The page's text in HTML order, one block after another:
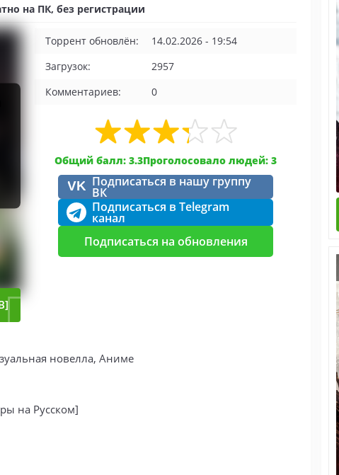
на ПК, без регистрации
Торрент обновлён:
14.02.2026 - 19:54
Загрузок:
2957
Комментариев:
0
Общий балл: 3.3Проголосовало людей: 3
VK Подписаться в нашу группу
ВК
Подписаться в Telegram
канал
Подписаться на обновления
новелла, Аниме
на Русском]